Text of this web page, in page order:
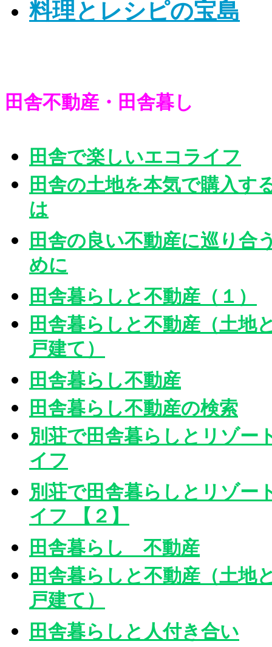
料理とレシピの宝島
田舎不動産・田舎暮し
田舎で楽しいエコライフ
田舎の土地を本気で購入す
は
田舎の良い不動産に巡り合
めに
田舎暮らしと不動産（１）
田舎暮らしと不動産（土地
戸建て）
田舎暮らし不動産
田舎暮らし不動産の検索
別荘で田舎暮らしとリゾー
イフ
別荘で田舎暮らしとリゾー
イフ 【２】
田舎暮らし 不動産
田舎暮らしと不動産（土地
戸建て）
田舎暮らしと人付き合い